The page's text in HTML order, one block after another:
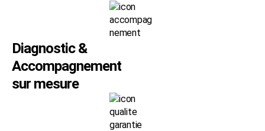
Diagnostic &
Accompagnement
sur mesure